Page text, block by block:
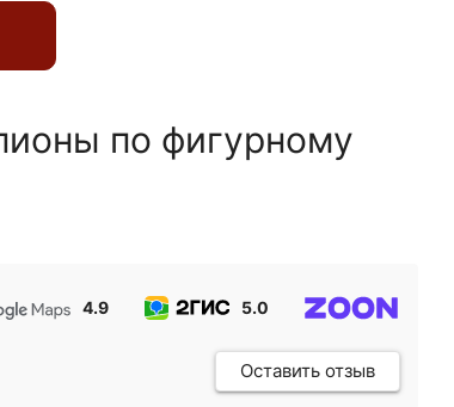
по фигурному
4.9 5.0
Оставить отзыв